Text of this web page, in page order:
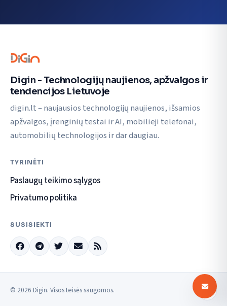
Digin - Technologijų naujienos, apžvalgos ir
tendencijos Lietuvoje
digin.lt – naujausios technologijų naujienos, išsamios
apžvalgos, įrenginių testai ir AI, mobilieji telefonai,
automobilių technologijos ir dar daugiau.
TYRINĖTI
Paslaugų teikimo sąlygos
Privatumo politika
SUSISIEKTI
© 2026 Digin. Visos teisės saugomos.